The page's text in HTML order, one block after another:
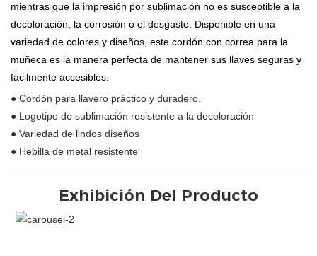
mientras que la impresión por sublimación no es susceptible a la
decoloración, la corrosión o el desgaste. Disponible en una
variedad de colores y diseños, este cordón con correa para la
muñeca es la manera perfecta de mantener sus llaves seguras y
fácilmente accesibles.
● Cordón para llavero práctico y duradero.
● Logotipo de sublimación resistente a la decoloración
● Variedad de lindos diseños
● Hebilla de metal resistente
Exhibición Del Producto